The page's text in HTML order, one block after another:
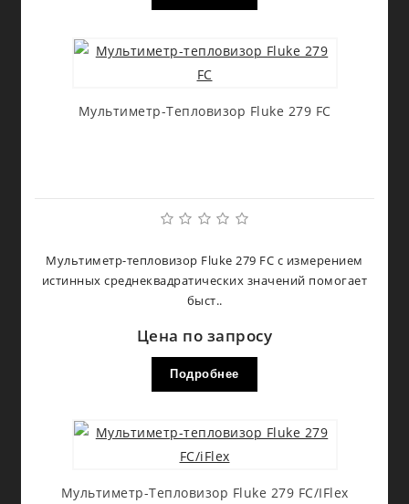
Мультиметр-Тепловизор Fluke 279 FC
Мультиметр-тепловизор Fluke 279 FC с измерением
истинных среднеквадратических значений помогает
быст..
Цена по запросу
Подробнее
Мультиметр-Тепловизор Fluke 279 FC/iFlex